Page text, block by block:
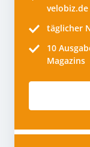
velobiz.de
täglicher
10
Magazins